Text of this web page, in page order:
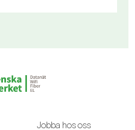
Jobba hos oss